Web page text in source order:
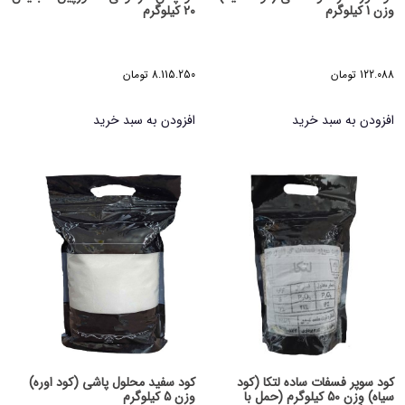
وزن 1 کیلوگرم
122.088 تومان
افزودن به سبد خرید
20 کیلوگرم
8.115.250 تومان
افزودن به سبد خرید
کود سوپر فسفات ساده لتکا (کود
سیاه) وزن 50 کیلوگرم (حمل با
کود سفید محلول پاشی (کود اوره)
وزن 5 کیلوگرم